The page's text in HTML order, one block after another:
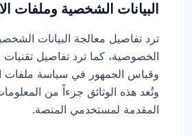
البيانات الشخصية وملفات
ترد تفاصيل معالجة البيانات
الخصوصية، كما ترد تفاصيل تقنيات
وقياس الجمهور في سياسة ملفات
وتُعد هذه الوثائق جزءاً من
المقدمة لمستخدمي المنصة.